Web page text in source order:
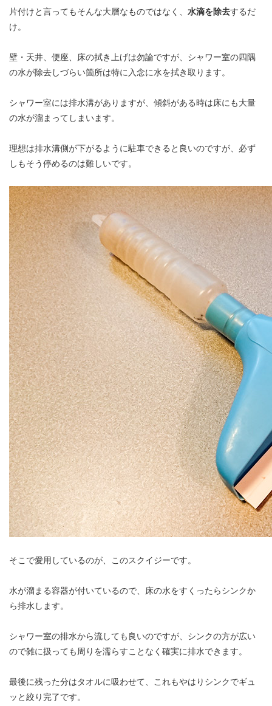
片付けと言ってもそんな大層なものではなく、 水滴を除去するだ
け。
壁・天井、便座、床の拭き上げは勿論ですが、シャワー室の四隅
の水が除去しづらい箇所は特に入念に水を拭き取ります。
シャワー室には排水溝がありますが、傾斜がある時は床にも大量
の水が溜まってしまいます。
理想は排水溝側が下がるように駐車できると良いのですが、必ず
しもそう停めるのは難しいです。
そこで愛用しているのが、このスクイジーです。
水が溜まる容器が付いているので、床の水をすくったらシンクか
ら排水します。
シャワー室の排水から流しても良いのですが、シンクの方が広い
ので雑に扱っても周りを濡らすことなく確実に排水できます。
最後に残った分はタオルに吸わせて、これもやはりシンクでギュ
ッと絞り完了です。